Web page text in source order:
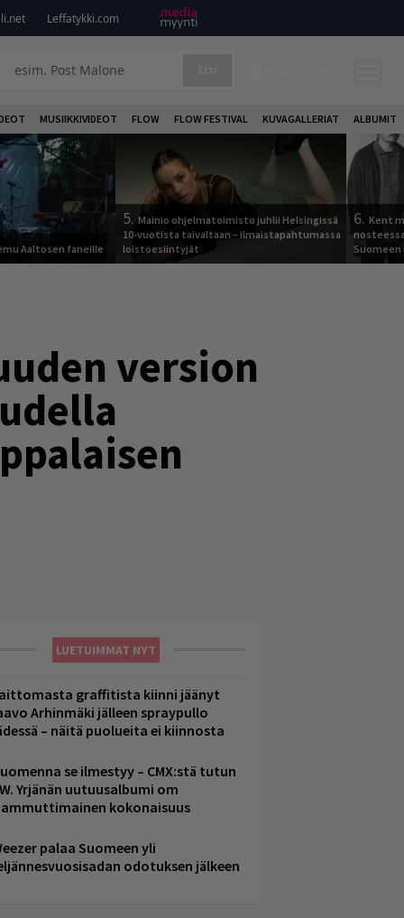
Leffatykki.com
MUSIIKKIVIDEOT FLOW FLOW FESTIVAL KUVAGALLERIAT ALBUMIT
Aaltosen faneille
5. Mainio ohjelmatoimisto juhlii Helsingissä
10-vuotista taivaltaan – ilmaistapahtumassa
loistoesiintyjät
6. Kent
Suomeen
version
LUETUIMMAT NYT
graffitista kiinni jäänyt
Arhinmäki jälleen spraypullo
– näitä puolueita ei kiinnosta
se ilmestyy – CMX:stä tutun
Yrjänän uutuusalbumi om
kokonaisuus
palaa Suomeen yli
odotuksen jälkeen